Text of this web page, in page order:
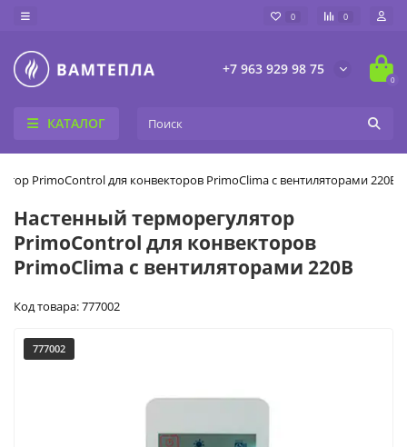
0 0
+7 963 929 98 75
0
КАТАЛОГ
PrimoControl для конвекторов PrimoClima с вентиляторами 220В
Настенный терморегулятор
PrimoControl для конвекторов
PrimoClima с вентиляторами 220В
Код товара: 777002
777002